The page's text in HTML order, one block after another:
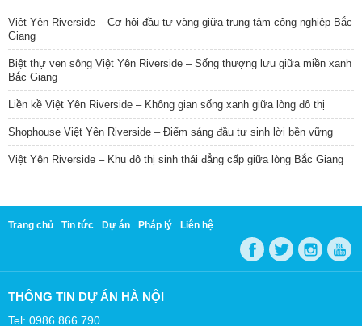
Việt Yên Riverside – Cơ hội đầu tư vàng giữa trung tâm công nghiệp Bắc
Giang
Biệt thự ven sông Việt Yên Riverside – Sống thượng lưu giữa miền xanh
Bắc Giang
Liền kề Việt Yên Riverside – Không gian sống xanh giữa lòng đô thị
Shophouse Việt Yên Riverside – Điểm sáng đầu tư sinh lời bền vững
Việt Yên Riverside – Khu đô thị sinh thái đẳng cấp giữa lòng Bắc Giang
Trang chủ Tin tức Dự án Pháp lý Liên hệ
THÔNG TIN DỰ ÁN HÀ NỘI
Tel: 0986 866 790